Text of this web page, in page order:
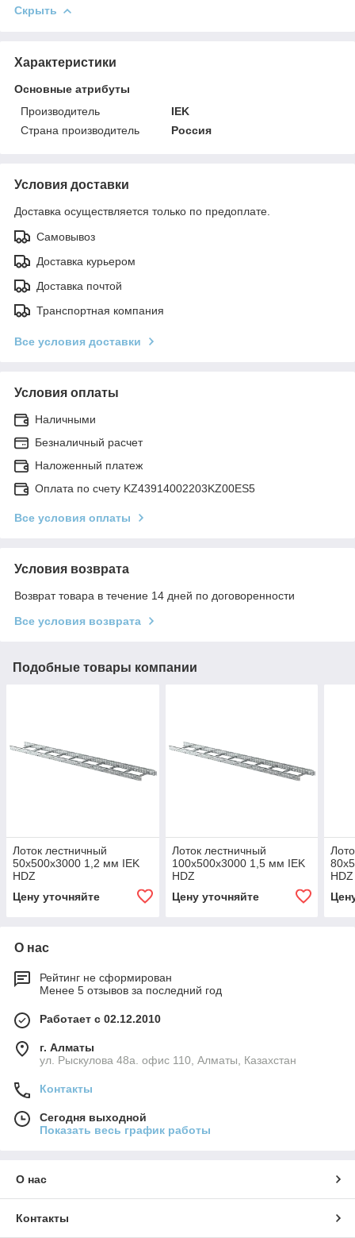
Скрыть
Характеристики
Основные атрибуты
Производитель
IEK
Страна производитель
Россия
Условия доставки
Доставка осуществляется только по предоплате.
Самовывоз
Доставка курьером
Доставка почтой
Транспортная компания
Все условия доставки
Условия оплаты
Наличными
Безналичный расчет
Наложенный платеж
Оплата по счету KZ43914002203KZ00ES5
Все условия оплаты
Условия возврата
Возврат товара в течение 14 дней по договоренности
Все условия возврата
Подобные товары компании
Лоток лестничный
50х500х3000 1,2 мм IEK
HDZ
Цену уточняйте
Лоток лестничный
100х500х3000 1,5 мм IEK
HDZ
Цену уточняйте
HDZ
О нас
Рейтинг не сформирован
Менее 5 отзывов за последний год
Работает с 02.12.2010
г. Алматы
ул. Рыскулова 48а. офис 110, Алматы, Казахстан
Контакты
Сегодня выходной
Показать весь график работы
О нас
Контакты